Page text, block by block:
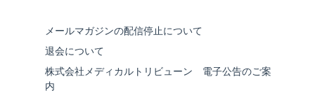
メールマガジンの配信停止について
退会について
株式会社メディカルトリビューン 電子公告のご案
内